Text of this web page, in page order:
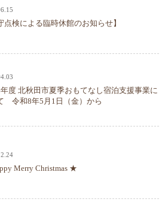
点検による臨時休館のお知らせ】
度 北秋田市夏季おもてなし宿泊支援事業に
令和8年5月1日（金）から
Merry Christmas ★